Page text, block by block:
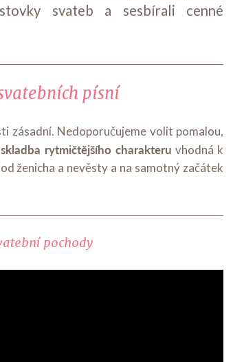
svateb a sesbírali cenné
písní
zásadní. Nedoporučujeme volit pomalou,
skladba rytmičtějšího charakteru vhodná k
ženicha a nevěsty a na samotný začátek
pochody